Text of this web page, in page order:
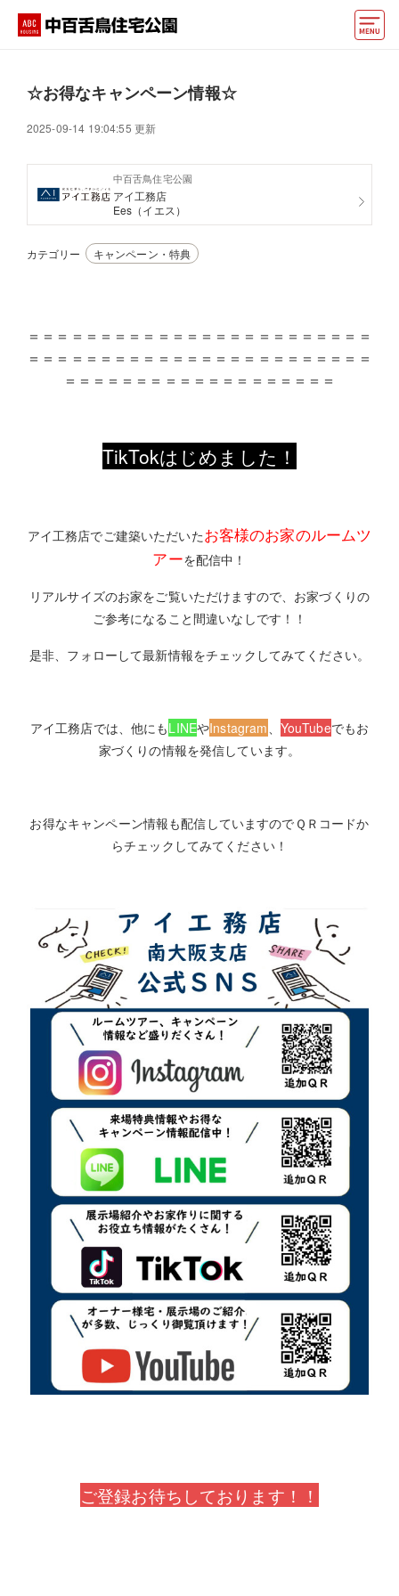
アクセス
好みからモデルハウスを探す
住まいづくりお役立ち情報
☆お得なキャンペーン情報☆
2025-09-14 19:04:55 更新
中百舌鳥住宅公園
アイ工務店
Ees（イエス）
カテゴリー キャンペーン・特典
＝＝＝＝＝＝＝＝＝＝＝＝＝＝＝＝＝＝＝＝＝＝＝＝
＝＝＝＝＝＝＝＝＝＝＝＝＝＝＝＝＝＝＝＝＝＝＝＝
＝＝＝＝＝＝＝＝＝＝＝＝＝＝＝＝＝＝＝
TikTokはじめました！
アイ工務店でご建築いただいたお客様のお家のルームツ
アーを配信中！
リアルサイズのお家をご覧いただけますので、お家づくりの
ご参考になること間違いなしです！！
是非、フォローして最新情報をチェックしてみてください。
アイ工務店では、他にもLINEやInstagram、 YouTubeでもお
家づくりの情報を発信しています。
お得なキャンペーン情報も配信していますのでＱＲコードか
らチェックしてみてください！
ご登録お待ちしております！！